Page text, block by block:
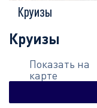
Круизы
Круизы
Показать на
карте